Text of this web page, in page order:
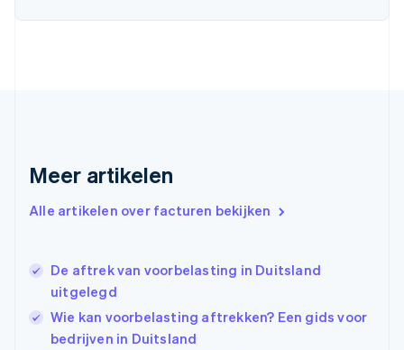
Meer artikelen
Alle artikelen over facturen bekijken
De aftrek van voorbelasting in Duitsland
uitgelegd
Wie kan voorbelasting aftrekken? Een gids voor
bedrijven in Duitsland
Griekenland
Hongarije
English简体中文
Ierland
India
English